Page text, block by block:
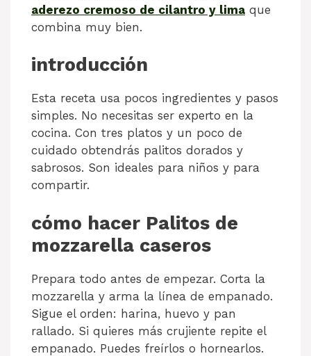
aderezo cremoso de cilantro y lima que
combina muy bien.
introducción
Esta receta usa pocos ingredientes y pasos
simples. No necesitas ser experto en la
cocina. Con tres platos y un poco de
cuidado obtendrás palitos dorados y
sabrosos. Son ideales para niños y para
compartir.
cómo hacer Palitos de
mozzarella caseros
Prepara todo antes de empezar. Corta la
mozzarella y arma la línea de empanado.
Sigue el orden: harina, huevo y pan
rallado. Si quieres más crujiente repite el
empanado. Puedes freírlos o hornearlos.